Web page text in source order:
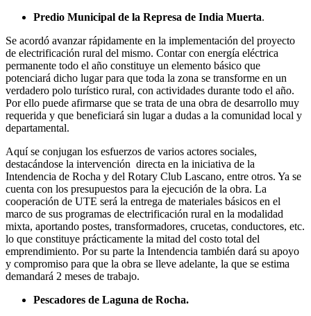
Predio Municipal de la Represa de India Muerta.
Se acordó avanzar rápidamente en la implementación del proyecto
de electrificación rural del mismo. Contar con energía eléctrica
permanente todo el año constituye un elemento básico que
potenciará dicho lugar para que toda la zona se transforme en un
verdadero polo turístico rural, con actividades durante todo el año.
Por ello puede afirmarse que se trata de una obra de desarrollo muy
requerida y que beneficiará sin lugar a dudas a la comunidad local y
departamental.
Aquí se conjugan los esfuerzos de varios actores sociales,
destacándose la intervención directa en la iniciativa de la
Intendencia de Rocha y del Rotary Club Lascano, entre otros. Ya se
cuenta con los presupuestos para la ejecución de la obra. La
cooperación de UTE será la entrega de materiales básicos en el
marco de sus programas de electrificación rural en la modalidad
mixta, aportando postes, transformadores, crucetas, conductores, etc.
lo que constituye prácticamente la mitad del costo total del
emprendimiento. Por su parte la Intendencia también dará su apoyo
y compromiso para que la obra se lleve adelante, la que se estima
demandará 2 meses de trabajo.
Pescadores de Laguna de Rocha.